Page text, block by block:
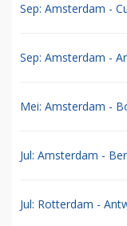
Sep: Amsterdam -
Sep: Amsterdam -
Mei: Amsterdam -
Jul: Amsterdam -
Jul: Rotterdam -